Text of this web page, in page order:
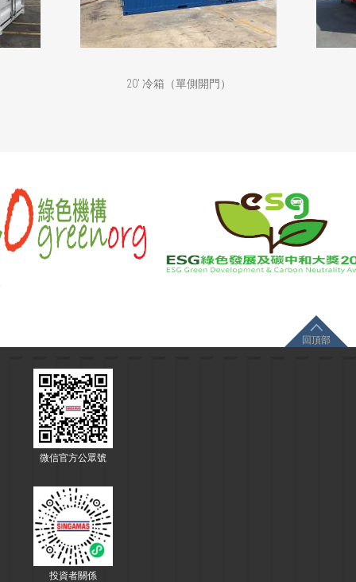
20' 冷箱（單側開門）
回頂部
微信官方公眾號
投資者關係